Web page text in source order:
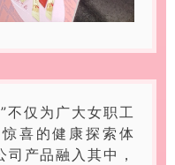
不仅为广大女职工
喜的健康探索体
产品融入其中，